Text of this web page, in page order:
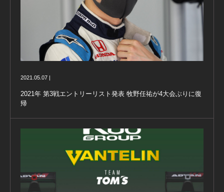
2021.05.07 |
2021年 第3戦エントリーリスト発表 牧野任祐が4大会ぶりに復
帰